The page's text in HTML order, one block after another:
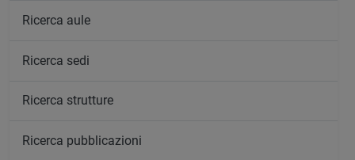
Ricerca aule
Ricerca sedi
Ricerca strutture
Ricerca pubblicazioni